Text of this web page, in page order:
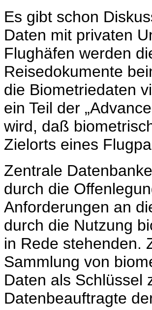
Es gibt schon
Daten mit privaten
Flughäfen werden
Reisedokumente
die Biometriedaten
ein Teil der
wird, daß
Zielorts eines
Zentrale
durch die
Anforderungen an
durch die Nutzung
in Rede stehenden.
Sammlung von
Daten als Schlüssel
Datenbeauftragte